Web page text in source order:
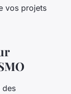
vos projets
des